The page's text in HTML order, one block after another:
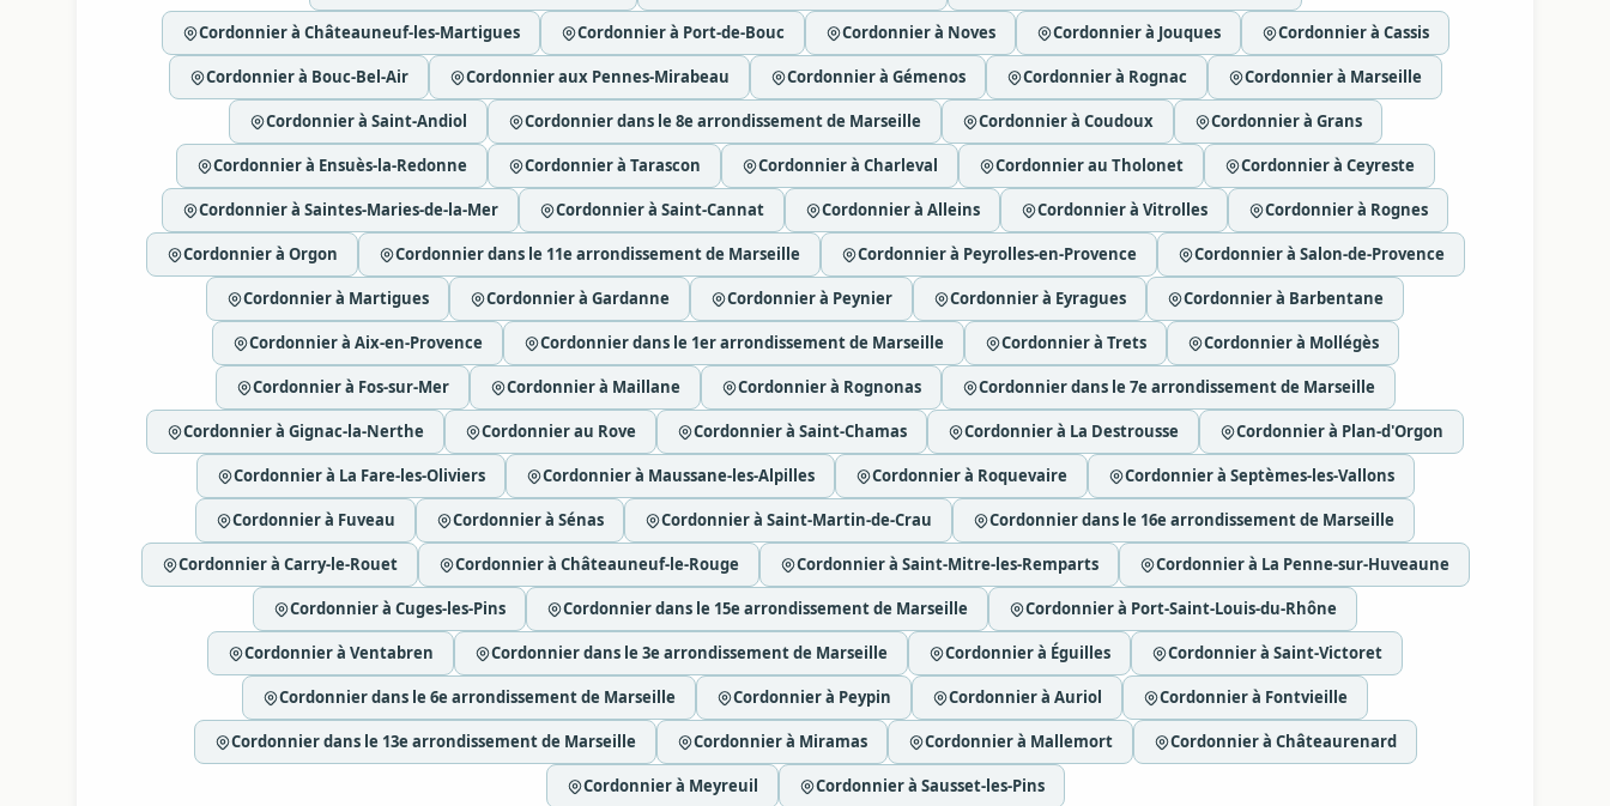
Cordonnier à Châteauneuf-les-Martigues Cordonnier à Port-de-Bouc Cordonnier à Noves Cordonnier à Jouques Cordonnier à Cassis
Cordonnier à Bouc-Bel-Air Cordonnier aux Pennes-Mirabeau Cordonnier à Gémenos Cordonnier à Rognac Cordonnier à Marseille
Cordonnier à Saint-Andiol Cordonnier dans le 8e arrondissement de Marseille Cordonnier à Coudoux Cordonnier à Grans
Cordonnier à Ensuès-la-Redonne Cordonnier à Tarascon Cordonnier à Charleval Cordonnier au Tholonet Cordonnier à Ceyreste
Cordonnier à Saintes-Maries-de-la-Mer Cordonnier à Saint-Cannat Cordonnier à Alleins Cordonnier à Vitrolles Cordonnier à Rognes
Cordonnier à Orgon Cordonnier dans le 11e arrondissement de Marseille Cordonnier à Peyrolles-en-Provence Cordonnier à Salon-de-Provence
Cordonnier à Martigues Cordonnier à Gardanne Cordonnier à Peynier Cordonnier à Eyragues Cordonnier à Barbentane
Cordonnier à Aix-en-Provence Cordonnier dans le 1er arrondissement de Marseille Cordonnier à Trets Cordonnier à Mollégès
Cordonnier à Fos-sur-Mer Cordonnier à Maillane Cordonnier à Rognonas Cordonnier dans le 7e arrondissement de Marseille
Cordonnier à Gignac-la-Nerthe Cordonnier au Rove Cordonnier à Saint-Chamas Cordonnier à La Destrousse Cordonnier à Plan-d'Orgon
Cordonnier à La Fare-les-Oliviers Cordonnier à Maussane-les-Alpilles Cordonnier à Roquevaire Cordonnier à Septèmes-les-Vallons
Cordonnier à Fuveau Cordonnier à Sénas Cordonnier à Saint-Martin-de-Crau Cordonnier dans le 16e arrondissement de Marseille
Cordonnier à Carry-le-Rouet Cordonnier à Châteauneuf-le-Rouge Cordonnier à Saint-Mitre-les-Remparts Cordonnier à La Penne-sur-Huveaune
Cordonnier à Cuges-les-Pins Cordonnier dans le 15e arrondissement de Marseille Cordonnier à Port-Saint-Louis-du-Rhône
Cordonnier à Ventabren Cordonnier dans le 3e arrondissement de Marseille Cordonnier à Éguilles Cordonnier à Saint-Victoret
Cordonnier dans le 6e arrondissement de Marseille Cordonnier à Peypin Cordonnier à Auriol Cordonnier à Fontvieille
Cordonnier dans le 13e arrondissement de Marseille Cordonnier à Miramas Cordonnier à Mallemort Cordonnier à Châteaurenard
Cordonnier à Meyreuil Cordonnier à Sausset-les-Pins